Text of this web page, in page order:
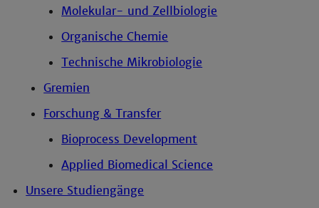
Molekular- und Zellbiologie
Organische Chemie
Technische Mikrobiologie
Gremien
Forschung & Transfer
Bioprocess Development
Applied Biomedical Science
Unsere Studiengänge